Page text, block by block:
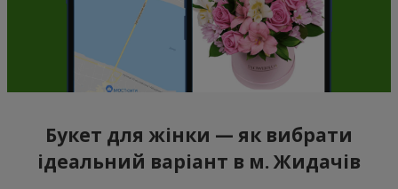
Букет для жінки — як вибрати
ідеальний варіант в м. Жидачів